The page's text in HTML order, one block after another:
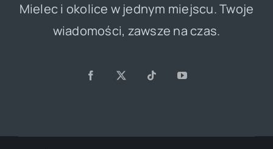
Mielec i okolice w jednym miejscu. Twoje
wiadomości, zawsze na czas.